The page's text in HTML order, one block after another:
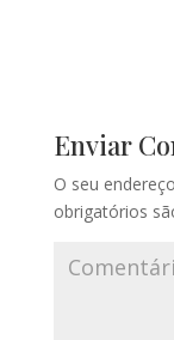
Enviar
O seu
obrigatórios